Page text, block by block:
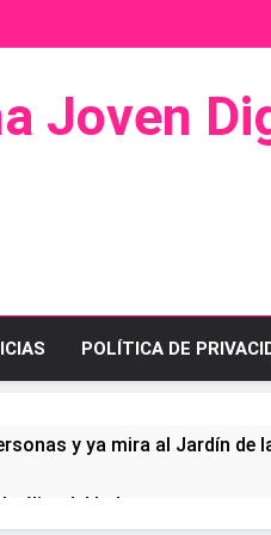
Joven
POLÍTICA DE
y ya mira al Jardín de
élite del baloncesto